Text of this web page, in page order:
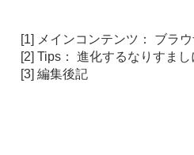
[1] メインコンテンツ： ブラ
[2] Tips： 進化するなりすまし
[3] 編集後記